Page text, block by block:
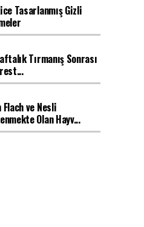
Tasarlanmış Gizli
Tırmanış Sonrası
Flach ve Nesli
Olan Hayv...